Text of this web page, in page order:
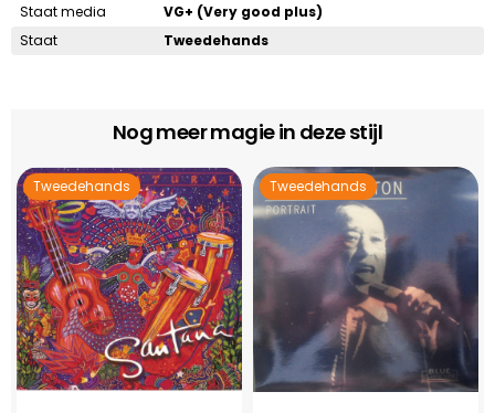
Staat media
VG+ (Very good plus)
Staat
Tweedehands
Nog meer magie in deze stijl
Tweedehands Tweedehands